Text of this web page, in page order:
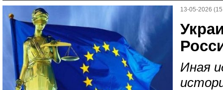
13-05-2026
Иная